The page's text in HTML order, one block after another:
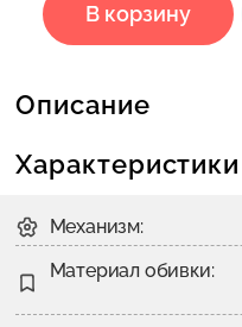
В корзину
Описание
Характеристики
Механизм:
Материал обивки: